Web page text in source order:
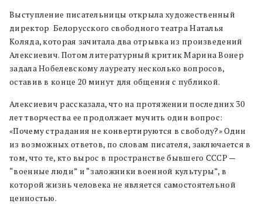
Выступление писательницы открыла художественный
директор Белорусского свободного театра Наталья
Коляда, которая зачитала два отрывка из произведений
Алексиевич. Потом литературный критик Марина Вонер
задала Нобелевскому лауреату несколько вопросов,
оставив в конце 20 минут для общения с публикой.
Алексиевич рассказала, что на протяжении последних 30
лет творчества ее продолжает мучить один вопрос:
«Почему страдания не конвертируются в свободу?» Один
из возможных ответов, по словам писателя, заключается в
том, что те, кто вырос в пространстве бывшего СССР —
“военные люди” и “заложники военной культуры”, в
которой жизнь человека не является самостоятельной
ценностью.